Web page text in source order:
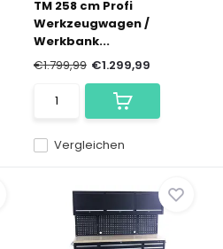
TM 258 cm Profi
Werkzeugwagen /
Werkbank...
Vergleichen
€1.799,99 €1.299,99